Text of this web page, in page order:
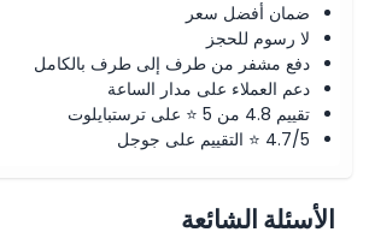
ضمان أفضل سعر
لا رسوم للحجز
دفع مشفر من طرف إلى طرف بالكامل
دعم العملاء على مدار الساعة
تقييم 4.8 من 5 ⭐ على ترستبايلوت
4.7/5 ⭐ التقييم على جوجل
الأسئلة الشائعة